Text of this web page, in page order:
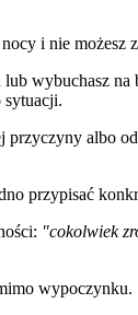
i nie możesz
lub wybuchasz na
sytuacji.
przyczyny albo
przypisać
"cokolwiek
wypoczynku.